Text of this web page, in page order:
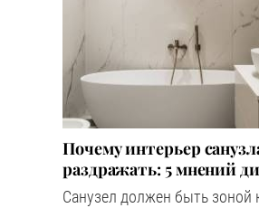
Почему интерьер
раздражать: 5 мнений
Санузел должен быть зоной